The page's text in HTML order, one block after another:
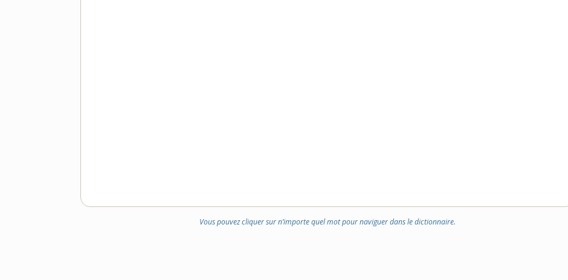
Vous pouvez cliquer sur n’importe quel mot pour naviguer dans le dictionnaire.